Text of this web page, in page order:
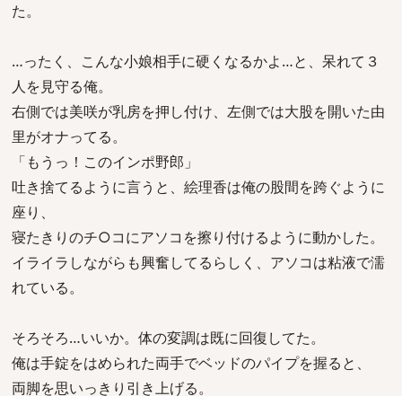
た。
…ったく、こんな小娘相手に硬くなるかよ…と、呆れて３
人を見守る俺。
右側では美咲が乳房を押し付け、左側では大股を開いた由
里がオナってる。
「もうっ！このインポ野郎」
吐き捨てるように言うと、絵理香は俺の股間を跨ぐように
座り、
寝たきりのチ○コにアソコを擦り付けるように動かした。
イライラしながらも興奮してるらしく、アソコは粘液で濡
れている。
そろそろ…いいか。体の変調は既に回復してた。
俺は手錠をはめられた両手でベッドのパイプを握ると、
両脚を思いっきり引き上げる。